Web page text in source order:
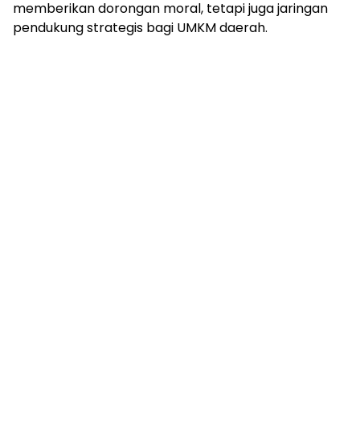
memberikan dorongan moral, tetapi juga jaringan
pendukung strategis bagi UMKM daerah.